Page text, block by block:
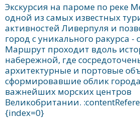
Экскурсия на пароме по реке
одной из самых известных
активностей Ливерпуля и
город с уникального ракурса -
Маршрут проходит вдоль
набережной, где
архитектурные и портовые
сформировавшие облик
важнейших морских центров
Великобритании.
{index=0}